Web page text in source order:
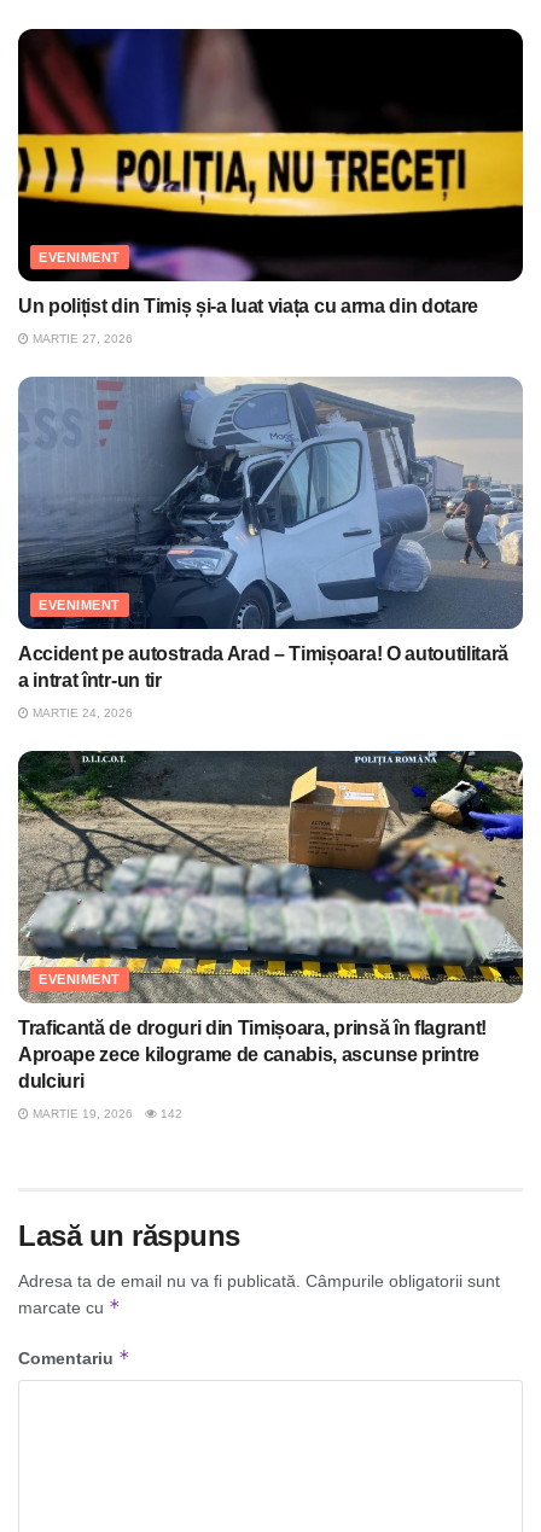
EVENIMENT
Un polițist din Timiș și-a luat viața cu arma din dotare
MARTIE 27, 2026
EVENIMENT
Accident pe autostrada Arad – Timișoara! O autoutilitară
a intrat într-un tir
MARTIE 24, 2026
EVENIMENT
Traficantă de droguri din Timișoara, prinsă în flagrant!
Aproape zece kilograme de canabis, ascunse printre
dulciuri
MARTIE 19, 2026 142
Lasă un răspuns
Adresa ta de email nu va fi publicată. Câmpurile obligatorii sunt
marcate cu *
Comentariu *